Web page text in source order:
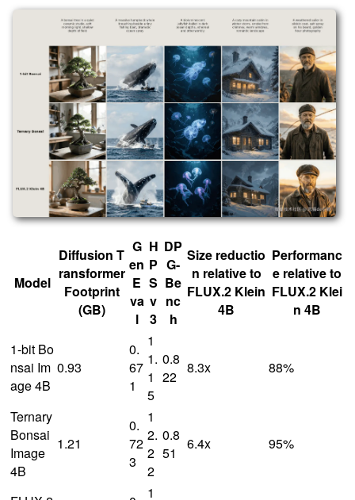
Model
Diffusion T
ransformer
Footprint
(GB)
G
en
E
va
l
H
P
S
v
3
DP
G-
Be
nc
h
Size reductio
n relative to
FLUX.2 Klein
4B
Performanc
e relative to
FLUX.2 Klei
n 4B
1-bit Bo
nsai Im
age 4B
0.93
0.
67
1
1
1.
1
5
0.8
22
8.3x 88%
Ternary
Bonsai
Image
4B
1.21
0.
72
3
1
2.
2
2
0.8
51
6.4x 95%
1